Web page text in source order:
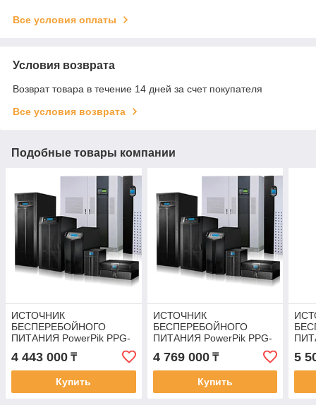
Все условия оплаты
Условия возврата
Возврат товара в течение 14 дней за счет покупателя
Все условия возврата
Подобные товары компании
ИСТОЧНИК
БЕСПЕРЕБОЙНОГО
ПИТАНИЯ PowerPik PPG-
80кВА/64кВт (Двойное
преобразование (On-
Line), Напольный (Tower))
4 443 000 ₸
Купить
ИСТОЧНИК
БЕСПЕРЕБОЙНОГО
ПИТАНИЯ PowerPik PPG-
100кВА/80кВт (Двойное
преобразование (On-
Line), Напольный (Tower))
4 769 000₸
Купить
5